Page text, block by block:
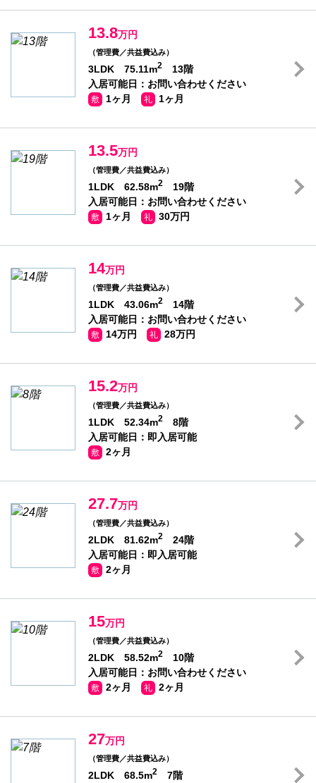
13.8万円
（管理費／共益費込み）
3LDK 75.11m2
13階
入居可能日：お問い合わせください
敷 1ヶ月 礼 1ヶ月
13.5万円
（管理費／共益費込み）
1LDK 62.58m2
19階
入居可能日：お問い合わせください
敷 1ヶ月 礼 30万円
14万円
（管理費／共益費込み）
1LDK 43.06m2
14階
入居可能日：お問い合わせください
敷 14万円 礼 28万円
15.2万円
（管理費／共益費込み）
1LDK 52.34m2
8階
入居可能日：即入居可能
敷 2ヶ月
27.7万円
（管理費／共益費込み）
2LDK 81.62m2
24階
入居可能日：即入居可能
敷 2ヶ月
15万円
（管理費／共益費込み）
2LDK 58.52m2
10階
入居可能日：お問い合わせください
敷 2ヶ月 礼 2ヶ月
27万円
（管理費／共益費込み）
2LDK 68.5m2
7階